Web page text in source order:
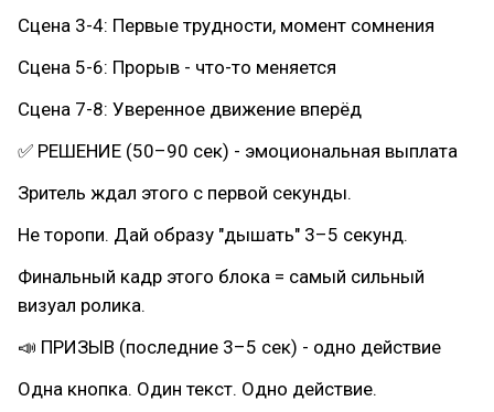
Сцена 3-4: Первые трудности, момент сомнения
Сцена 5-6: Прорыв - что-то меняется
Сцена 7-8: Уверенное движение вперёд
✅ РЕШЕНИЕ (50–90 сек) - эмоциональная выплата
Зритель ждал этого с первой секунды.
Не торопи. Дай образу "дышать" 3–5 секунд.
Финальный кадр этого блока = самый сильный
визуал ролика.
📣 ПРИЗЫВ (последние 3–5 сек) - одно действие
Одна кнопка. Один текст. Одно действие.